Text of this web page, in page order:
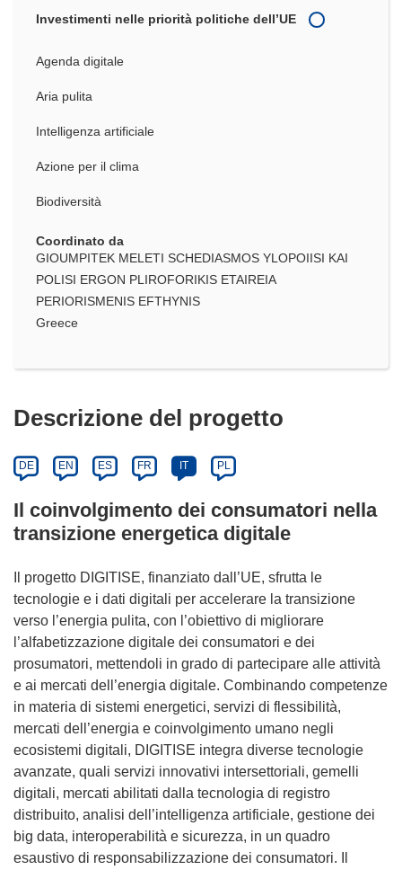
Investimenti nelle priorità politiche dell’UE
Agenda digitale
Aria pulita
Intelligenza artificiale
Azione per il clima
Biodiversità
Coordinato da
GIOUMPITEK MELETI SCHEDIASMOS YLOPOIISI KAI
POLISI ERGON PLIROFORIKIS ETAIREIA
PERIORISMENIS EFTHYNIS
Greece
Descrizione del progetto
DE EN ES FR IT PL
Il coinvolgimento dei consumatori nella
transizione energetica digitale
Il progetto DIGITISE, finanziato dall’UE, sfrutta le
tecnologie e i dati digitali per accelerare la transizione
verso l’energia pulita, con l’obiettivo di migliorare
l’alfabetizzazione digitale dei consumatori e dei
prosumatori, mettendoli in grado di partecipare alle attività
e ai mercati dell’energia digitale. Combinando competenze
in materia di sistemi energetici, servizi di flessibilità,
mercati dell’energia e coinvolgimento umano negli
ecosistemi digitali, DIGITISE integra diverse tecnologie
avanzate, quali servizi innovativi intersettoriali, gemelli
digitali, mercati abilitati dalla tecnologia di registro
distribuito, analisi dell’intelligenza artificiale, gestione dei
big data, interoperabilità e sicurezza, in un quadro
esaustivo di responsabilizzazione dei consumatori. Il